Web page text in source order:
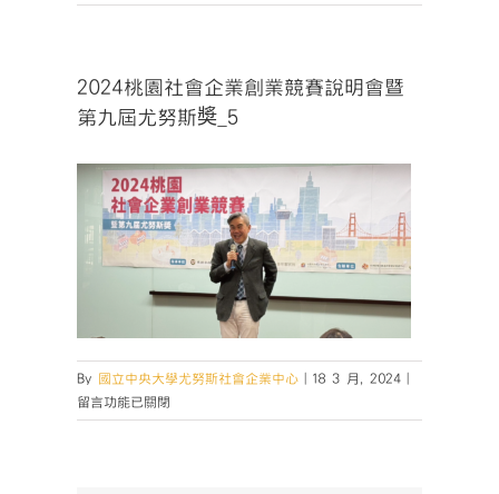
2024桃園社會企業創業競賽說明會暨
第九屆尤努斯奬_5
By 國立中央大學尤努斯社會企業中心 18 3 月, 2024
桃
留言功能已關閉